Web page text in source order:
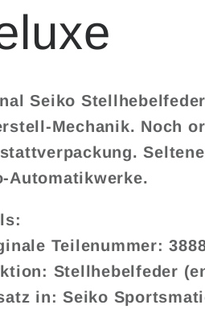
Seiko
Mechanik. Noch
Automatikwerke.
Teilenummer:
Stellhebelfeder
in: Seiko